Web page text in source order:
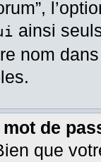
ainsi
nom
mot de
que